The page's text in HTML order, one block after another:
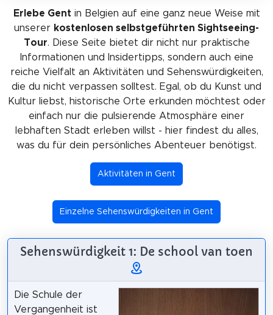
Erlebe Gentin Belgien auf eine ganz neue Weise mit
unserer kostenlosen selbstgeführten Sightseeing-
Tour. Diese Seite bietet dir nicht nur praktische
Informationen und Insidertipps, sondern auch eine
reiche Vielfalt an Aktivitäten und Sehenswürdigkeiten,
die du nicht verpassen solltest. Egal, ob du Kunst und
Kultur liebst, historische Orte erkunden möchtest oder
einfach nur die pulsierende Atmosphäre einer
lebhaften Stadt erleben willst - hier findest du alles,
was du für dein persönliches Abenteuer benötigst.
Aktivitäten in Gent
Einzelne Sehenswürdigkeiten in Gent
Sehenswürdigkeit 1: De school van toen
Die Schule der
Vergangenheit ist